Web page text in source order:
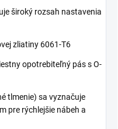
široký rozsah nastavenia
zliatiny 6061-T6
opotrebiteľný pás s O-
tlmenie) sa vyznačuje
pre rýchlejšie nábeh a